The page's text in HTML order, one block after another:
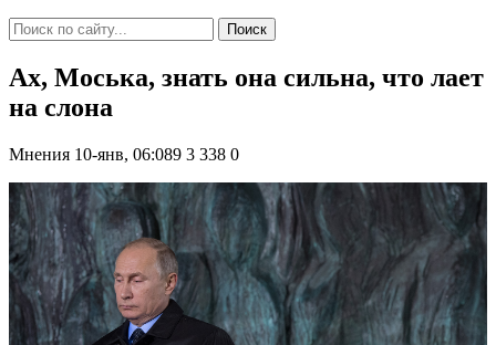
Поиск
Ах, Моська, знать она сильна, что лает
на слона
Мнения 10-янв, 06:089 3 338 0